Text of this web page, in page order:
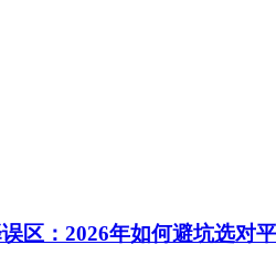
区：2026年如何避坑选对